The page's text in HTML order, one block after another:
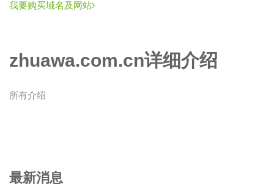
我要购买域名及网站
zhuawa.com.cn详细介绍
所有介绍
最新消息